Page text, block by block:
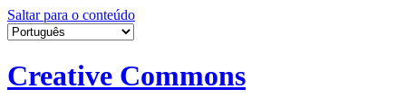
Saltar para o conteúdo
Creative Commons